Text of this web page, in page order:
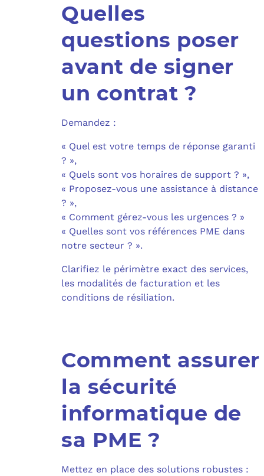
Quelles
questions poser
avant de signer
un contrat ?
Demandez :
« Quel est votre temps de réponse garanti
? »,
« Quels sont vos horaires de support ? »,
« Proposez-vous une assistance à distance
? »,
« Comment gérez-vous les urgences ? »
« Quelles sont vos références PME dans
notre secteur ? ».
Clarifiez le périmètre exact des services,
les modalités de facturation et les
conditions de résiliation.
Comment assurer
la sécurité
informatique de
sa PME ?
Mettez en place des solutions robustes :